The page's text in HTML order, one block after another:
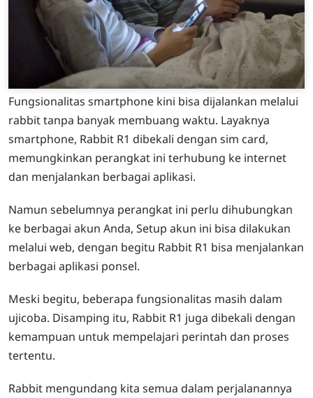
Fungsionalitas smartphone kini bisa dijalankan melalui
rabbit tanpa banyak membuang waktu. Layaknya
smartphone, Rabbit R1 dibekali dengan sim card,
memungkinkan perangkat ini terhubung ke internet
dan menjalankan berbagai aplikasi.
Namun sebelumnya perangkat ini perlu dihubungkan
ke berbagai akun Anda, Setup akun ini bisa dilakukan
melalui web, dengan begitu Rabbit R1 bisa menjalankan
berbagai aplikasi ponsel.
Meski begitu, beberapa fungsionalitas masih dalam
ujicoba. Disamping itu, Rabbit R1 juga dibekali dengan
kemampuan untuk mempelajari perintah dan proses
tertentu.
Rabbit mengundang kita semua dalam perjalanannya